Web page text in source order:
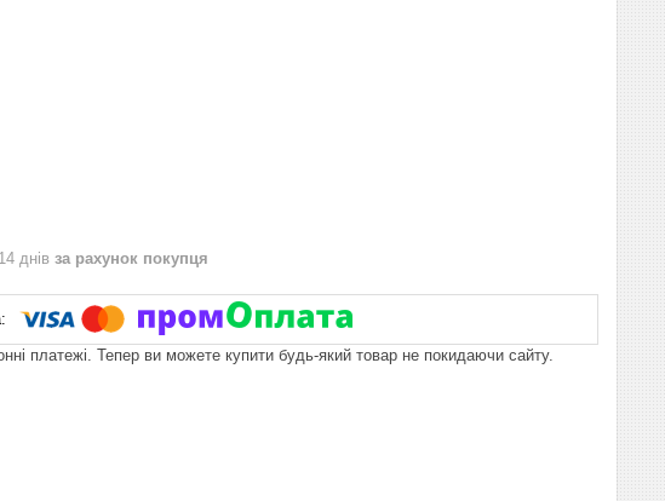
днів за рахунок покупця
платежі. Тепер ви можете купити будь-який товар не покидаючи сайту.